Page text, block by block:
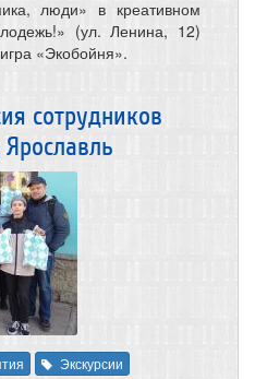
люди» в креативном
(ул. Ленина, 12)
«Экобойня».
сотрудников
Экскурсии